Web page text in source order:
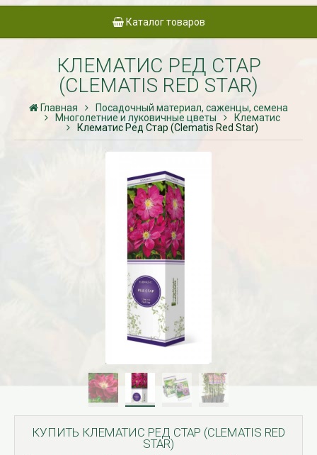
Каталог товаров
КЛЕМАТИС РЕД СТАР
(CLEMATIS RED STAR)
Главная
Посадочный материал, саженцы, семена
Многолетние и луковичные цветы
Клематис
Клематис Ред Стар (Clematis Red Star)
КУПИТЬ КЛЕМАТИС РЕД СТАР (CLEMATIS RED
STAR)